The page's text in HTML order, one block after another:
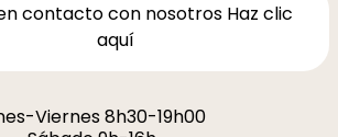
contacto con nosotros Haz clic
aquí
Viernes 8h30-19h00